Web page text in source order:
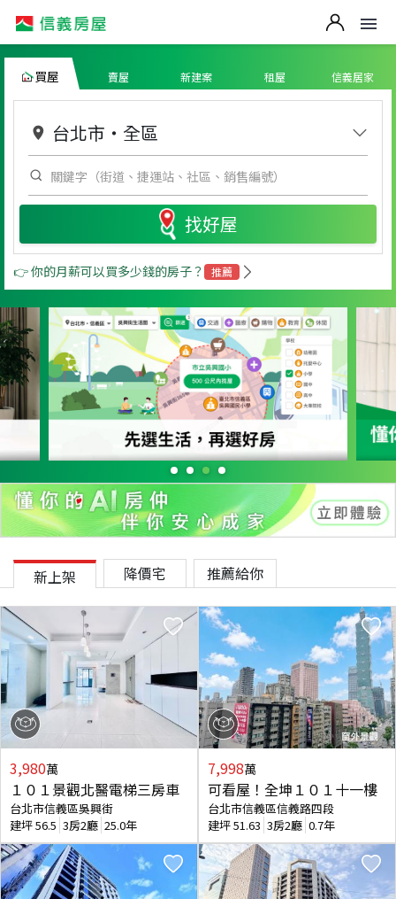
買屋 賣屋 新建案 租屋 信義居家
台北市 ・ 全區
找好屋
👉 你的月薪可以買多少錢的房子？ 推薦
新上架 降價宅 推薦給你
3,980萬
１０１景觀北醫電梯三房車
台北市信義區吳興街
建坪56.5 3房2廳 25.0年
7,998萬
可看屋！全坤１０１十一樓
台北市信義區信義路四段
建坪51.63 3房2廳 0.7年